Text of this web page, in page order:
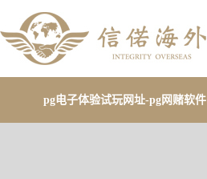
pg电子体验试玩网址-pg网赌软件